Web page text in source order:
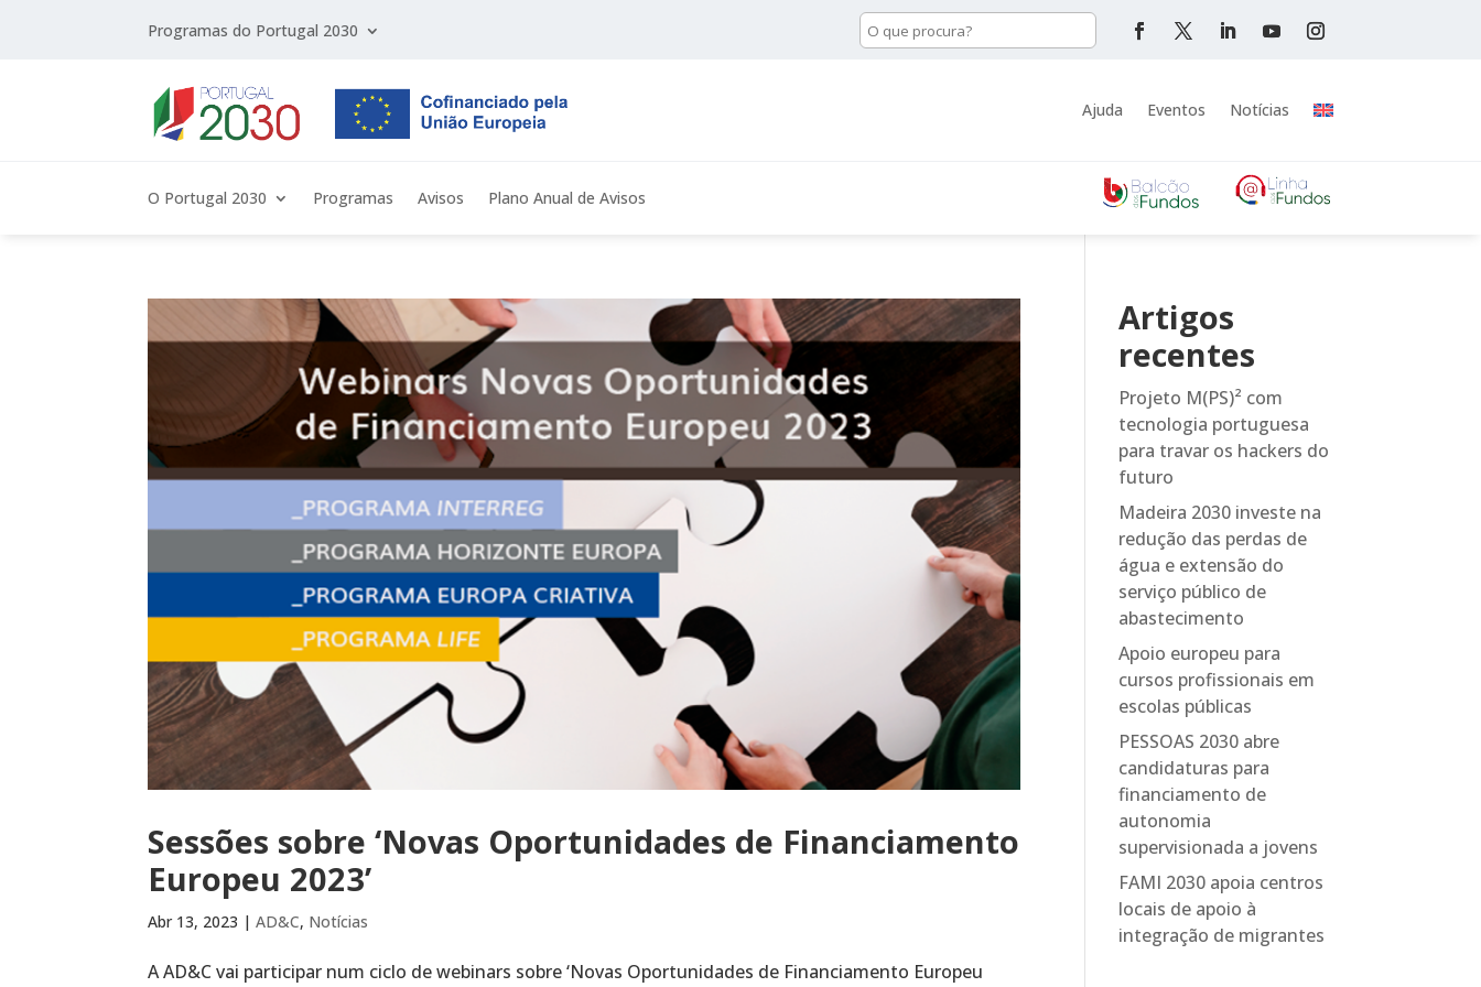
Programas do Portugal 2030
Pesquisa
de
Ajuda Eventos Notícias
O Portugal 2030 Programas Avisos Plano Anual de Avisos
Sessões sobre ‘Novas Oportunidades de Financiamento
Europeu 2023’
Abr 13, 2023 |AD&C, Notícias
A AD&C vai participar num ciclo de webinars sobre ‘Novas Oportunidades de Financiamento Europeu
Artigos
recentes
Projeto M(PS)² com
tecnologia portuguesa
para travar os hackers do
futuro
Madeira 2030 investe na
redução das perdas de
água e extensão do
serviço público de
abastecimento
Apoio europeu para
cursos profissionais em
escolas públicas
PESSOAS 2030 abre
candidaturas para
financiamento de
autonomia
supervisionada a jovens
FAMI 2030 apoia centros
locais de apoio à
integração de migrantes